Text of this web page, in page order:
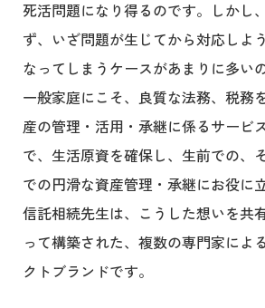
死活問題になり得るのです。しかし
ず、いざ問題が生じてから対応しよ
なってしまうケースがあまりに多い
一般家庭にこそ、良質な法務、税務
産の管理・活用・承継に係るサービ
で、生活原資を確保し、生前での、
での円滑な資産管理・承継にお役に
信託相続先生は、こうした想いを共
って構築された、複数の専門家によ
クトブランドです。